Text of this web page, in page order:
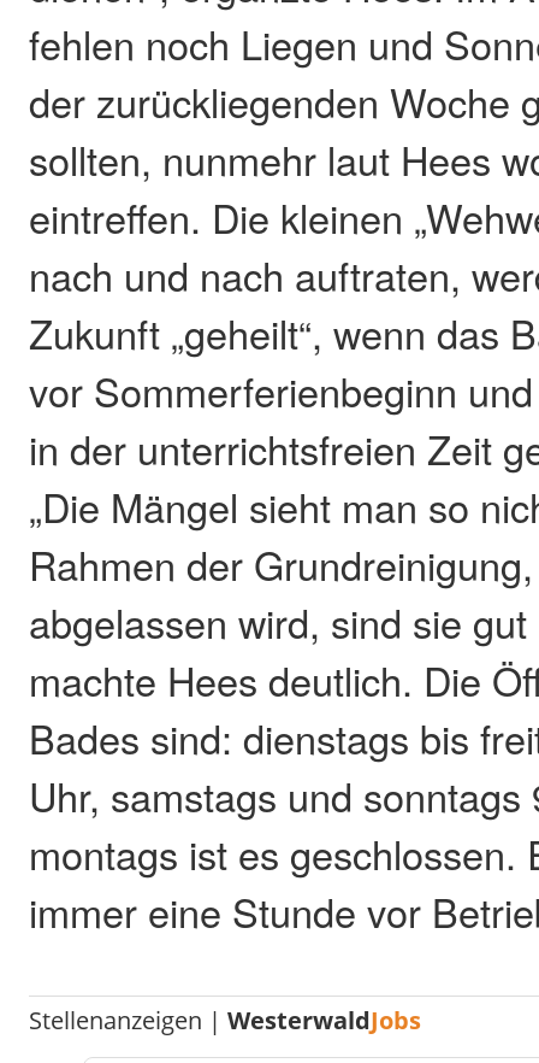
fehlen noch Liegen und
der zurückliegenden Woche
sollten, nunmehr laut Hees
eintreffen. Die kleinen
nach und nach auftraten,
Zukunft „geheilt“, wenn das
vor Sommerferienbeginn
in der unterrichtsfreien Zeit
„Die Mängel sieht man so
Rahmen der
abgelassen wird, sind sie gut
machte Hees deutlich. Die
Bades sind: dienstags bis
Uhr, samstags und sonntags
montags ist es geschlossen.
immer eine Stunde vor
Stellenanzeigen |WesterwaldJobs